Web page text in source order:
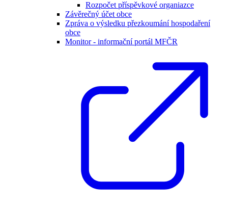
Rozpočet příspěvkové organiazce
Závěrečný účet obce
Zpráva o výsledku přezkoumání hospodaření
obce
Monitor - informační portál MFČR